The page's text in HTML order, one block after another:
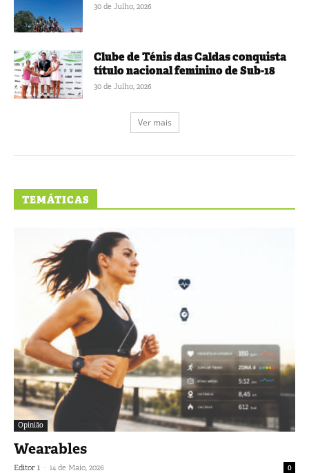
30 de Julho, 2026
Clube de Ténis das Caldas conquista
título nacional feminino de Sub-18
30 de Julho, 2026
Ver mais
TEMÁTICAS
Opinião
Wearables
Editor 1 - 14 de Maio, 2026 0